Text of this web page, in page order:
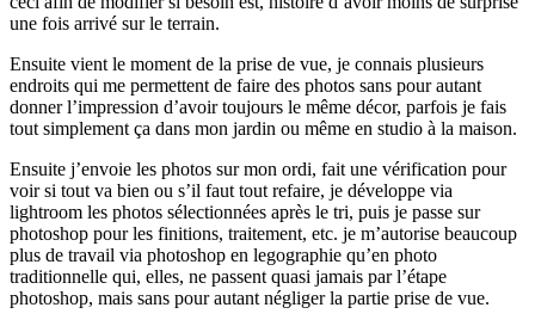
une fois arrivé sur le terrain.
Ensuite vient le moment de la prise de vue, je connais plusieurs
endroits qui me permettent de faire des photos sans pour autant
donner l’impression d’avoir toujours le même décor, parfois je fais
tout simplement ça dans mon jardin ou même en studio à la maison.
Ensuite j’envoie les photos sur mon ordi, fait une vérification pour
voir si tout va bien ou s’il faut tout refaire, je développe via
lightroom les photos sélectionnées après le tri, puis je passe sur
photoshop pour les finitions, traitement, etc. je m’autorise beaucoup
plus de travail via photoshop en legographie qu’en photo
traditionnelle qui, elles, ne passent quasi jamais par l’étape
photoshop, mais sans pour autant négliger la partie prise de vue.